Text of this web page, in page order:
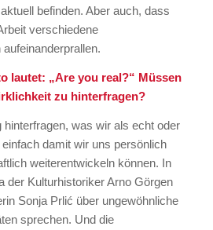
befinden. Aber auch, dass
verschiedene
lautet: „Are you real?“ Müssen
zu hinterfragen?
was wir als echt oder
damit wir uns persönlich
weiterentwickeln können. In
der Kulturhistoriker Arno Görgen
Sonja Prlić über ungewöhnliche
sprechen. Und die